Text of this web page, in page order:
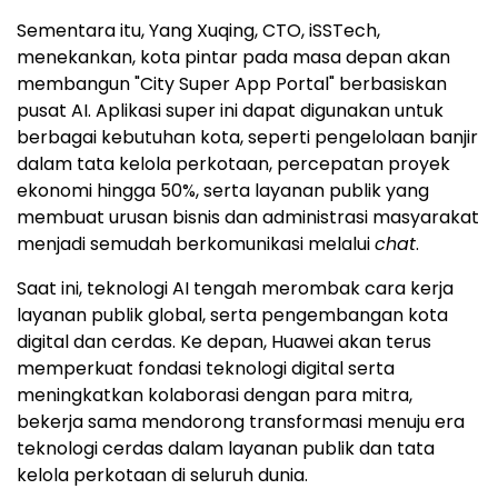
Sementara itu, Yang Xuqing, CTO, iSSTech,
menekankan, kota pintar pada masa depan akan
membangun "City Super App Portal" berbasiskan
pusat AI. Aplikasi super ini dapat digunakan untuk
berbagai kebutuhan kota, seperti pengelolaan banjir
dalam tata kelola perkotaan, percepatan proyek
ekonomi hingga 50%, serta layanan publik yang
membuat urusan bisnis dan administrasi masyarakat
menjadi semudah berkomunikasi melaluichat.
Saat ini, teknologi AI tengah merombak cara kerja
layanan publik global, serta pengembangan kota
digital dan cerdas. Ke depan, Huawei akan terus
memperkuat fondasi teknologi digital serta
meningkatkan kolaborasi dengan para mitra,
bekerja sama mendorong transformasi menuju era
teknologi cerdas dalam layanan publik dan tata
kelola perkotaan di seluruh dunia.